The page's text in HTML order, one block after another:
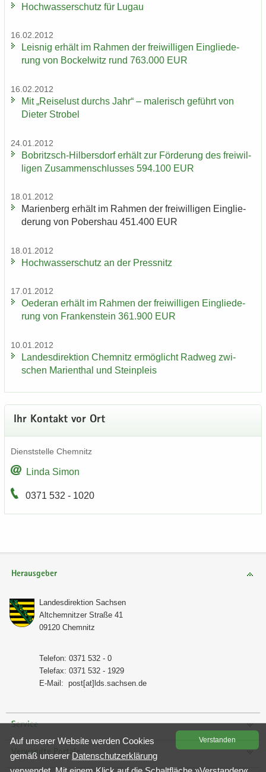
Hoch­was­ser­schutz für Lugau
16.02.2012
Leis­nig er­hält im Rah­men der frei­wil­li­gen Ein­glie­de­
rung von Bo­ckel­witz rund 763.000 EUR
16.02.2012
Mit „Rei­se­lust durchs Jahr“ – ma­le­risch ge­führt von
Die­ter Stro­bel
24.01.2012
Bobritzsch-​Hilbersdorf er­hält zur För­de­rung des frei­wil­
li­gen Zu­sam­men­schlus­ses 594.100 EUR
18.01.2012
Ma­ri­en­berg er­hält im Rah­men der frei­wil­li­gen Ein­glie­
de­rung von Pobers­hau 451.400 EUR
18.01.2012
Hoch­was­ser­schutz an der Press­nitz
17.01.2012
Oe­der­an er­hält im Rah­men der frei­wil­li­gen Ein­glie­de­
rung von Fran­ken­stein 361.900 EUR
10.01.2012
Lan­des­di­rek­ti­on Chem­nitz er­mög­licht Rad­weg zwi­
schen Ma­ri­en­thal und Stein­pleis
Ihr Kon­takt vor Ort
Dienst­stel­le Chem­nitz
Linda Simon
0371 532 - 1020
Herausgeber
Lan­des­di­rek­ti­on Sach­sen
Alt­chem­nit­zer Stra­ße 41
09120 Chem­nitz
Te­le­fon: 0371 532 - 0
Te­le­fax: 0371 532 - 1929
E-​Mail: post[at]lds.sach­sen.de
Service
Verwandte Portale
Ver­stan­den
Auf un­se­rer Web­site wer­den Coo­kies
gemäß un­se­rer Da­ten­schutz­er­klä­rung